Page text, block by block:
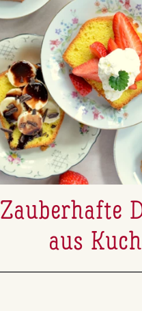
Zau­ber­haf­te
aus